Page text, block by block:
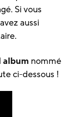
Si vous
aussi
album nommé
ci-dessous !